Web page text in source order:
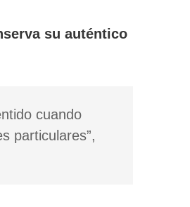
su auténtico
cuando
particulares”,